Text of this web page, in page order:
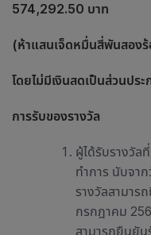
574,292.50 บาท
(ห้าแสนเจ็ดหมื่นสี่พันสอง
โดยไม่มีเงินสดเป็นส่วนประ
การรับของรางวัล
ผู้ได้รับรางวัล
ทำการ นับจา
รางวัลสามาร
กรกฎาคม
สามารถยืนยัน